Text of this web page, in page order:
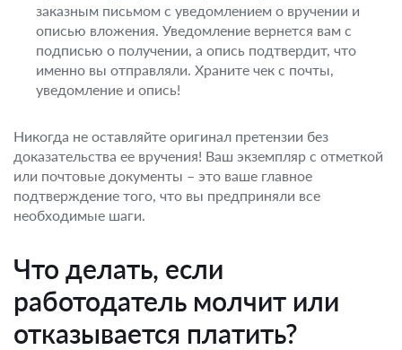
заказным письмом с уведомлением о вручении и
описью вложения. Уведомление вернется вам с
подписью о получении, а опись подтвердит, что
именно вы отправляли. Храните чек с почты,
уведомление и опись!
Никогда не оставляйте оригинал претензии без
доказательства ее вручения! Ваш экземпляр с отметкой
или почтовые документы – это ваше главное
подтверждение того, что вы предприняли все
необходимые шаги.
Что делать, если
работодатель молчит или
отказывается платить?